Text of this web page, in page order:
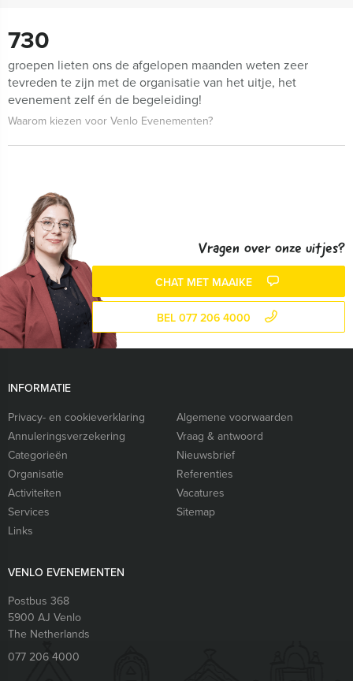
730
groepen lieten ons de afgelopen maanden weten zeer
tevreden te zijn met de organisatie van het uitje, het
evenement zelf én de begeleiding!
Waarom kiezen voor Venlo Evenementen?
Vragen over onze uitjes?
CHAT MET MAAIKE
BEL 077 206 4000
INFORMATIE
Privacy- en cookieverklaring
Algemene voorwaarden
Annuleringsverzekering
Vraag & antwoord
Categorieën
Nieuwsbrief
Organisatie
Referenties
Activiteiten
Vacatures
Services
Sitemap
Links
VENLO EVENEMENTEN
Postbus 368
5900 AJ Venlo
The Netherlands
077 206 4000